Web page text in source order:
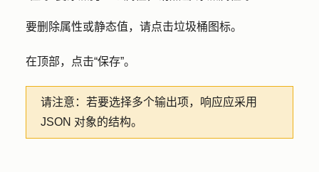
要删除属性或静态值，请点击垃圾桶图标。
在顶部，点击“保存”。
请注意： 若要选择多个输出项，响应应采用
JSON 对象的结构。